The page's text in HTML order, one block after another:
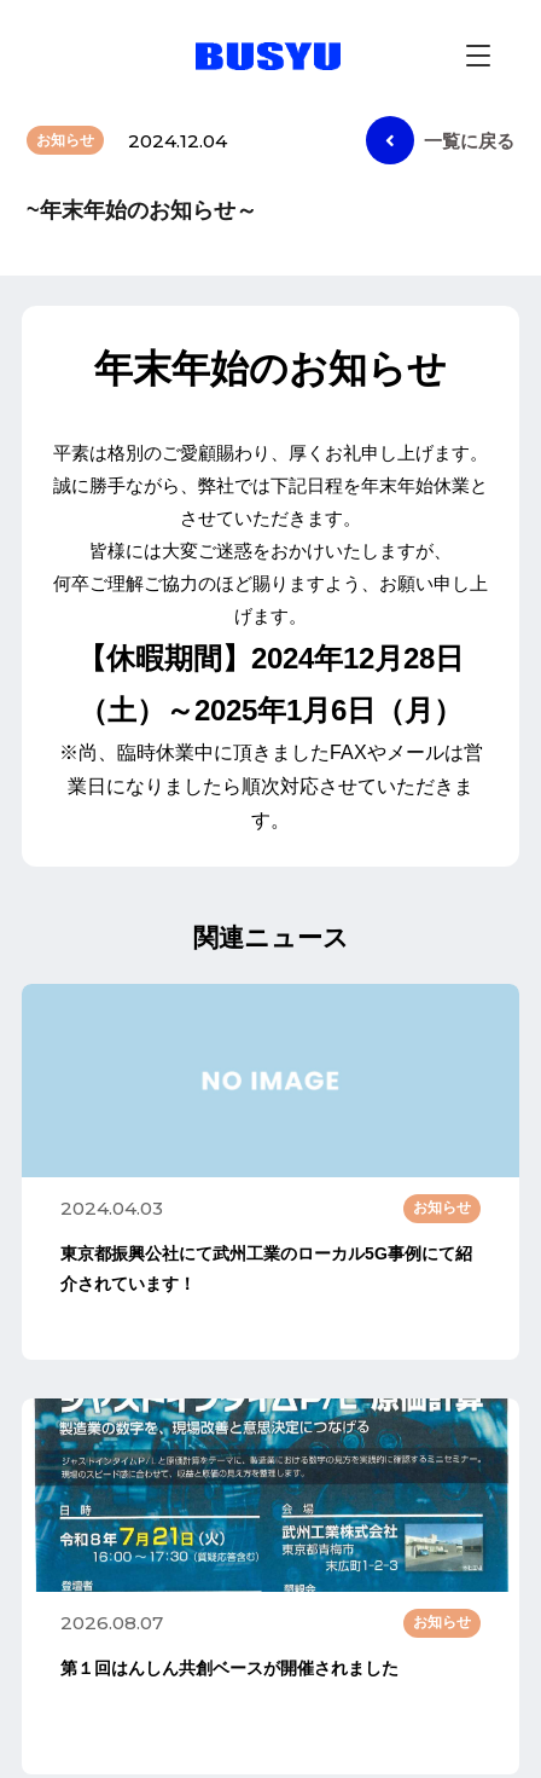
お知らせ 2024.12.04 一覧に戻る
~年末年始のお知らせ～
年末年始のお知らせ
平素は格別のご愛顧賜わり、厚くお礼申し上げます。
誠に勝手ながら、弊社では下記日程を年末年始休業と
させていただきます。
皆様には大変ご迷惑をおかけいたしますが、
何卒ご理解ご協力のほど賜りますよう、お願い申し上
げます。
【休暇期間】2024年12月28日
（土）～2025年1月6日（月）
※尚、臨時休業中に頂きましたFAXやメールは営
業日になりましたら順次対応させていただきま
す。
関連ニュース
2024.04.03 お知らせ
東京都振興公社にて武州工業のローカル5G事例にて紹
介されています！
2026.08.07 お知らせ
第１回はんしん共創ベースが開催されました